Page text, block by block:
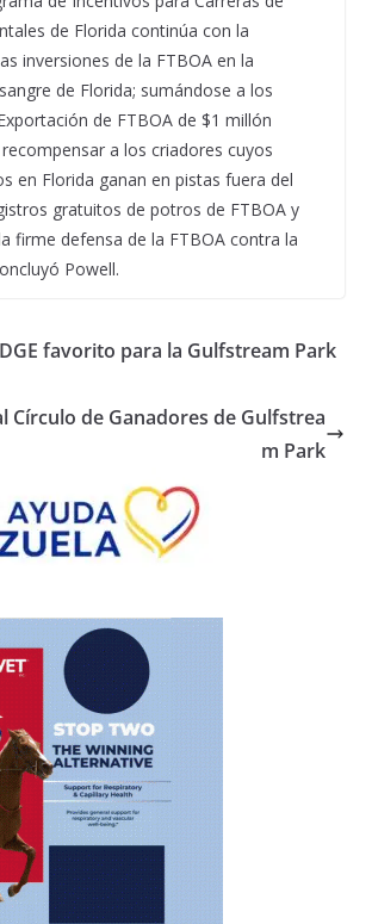
de Florida continúa con la
inversiones de la FTBOA en la
de Florida; sumándose a los
de FTBOA de $1 millón
a los criadores cuyos
en Florida ganan en pistas fuera del
gratuitos de potros de FTBOA y
firme defensa de la FTBOA contra la
Powell.
favorito para la Gulfstream Park
Círculo de Ganadores de Gulfstrea
m Park